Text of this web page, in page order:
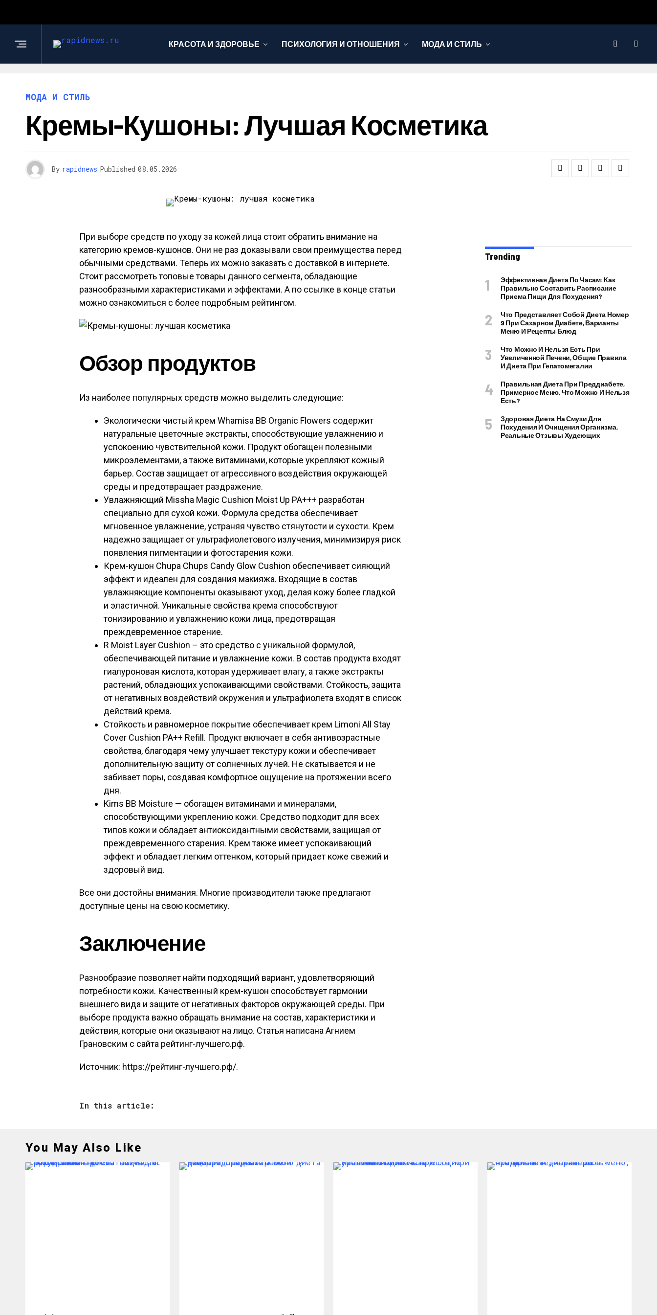
КРАСОТА И ЗДОРОВЬЕ ПСИХОЛОГИЯ И ОТНОШЕНИЯ МОДА И СТИЛЬ
МОДА И СТИЛЬ
Кремы-Кушоны: Лучшая Косметика
By rapidnews Published 08.05.2026
При выборе средств по уходу за кожей лица стоит обратить внимание на
категорию кремов-кушонов. Они не раз доказывали свои преимущества перед
обычными средствами. Теперь их можно заказать с доставкой в интернете.
Стоит рассмотреть топовые товары данного сегмента, обладающие
разнообразными характеристиками и эффектами. А по ссылке в конце статьи
можно ознакомиться с более подробным рейтингом.
Обзор продуктов
Из наиболее популярных средств можно выделить следующие:
Экологически чистый крем Whamisa BB Organic Flowers содержит
натуральные цветочные экстракты, способствующие увлажнению и
успокоению чувствительной кожи. Продукт обогащен полезными
микроэлементами, а также витаминами, которые укрепляют кожный
барьер. Состав защищает от агрессивного воздействия окружающей
среды и предотвращает раздражение.
Увлажняющий Missha Magic Cushion Moist Up PA+++ разработан
специально для сухой кожи. Формула средства обеспечивает
мгновенное увлажнение, устраняя чувство стянутости и сухости. Крем
надежно защищает от ультрафиолетового излучения, минимизируя риск
появления пигментации и фотостарения кожи.
Крем-кушон Chupa Chups Candy Glow Cushion обеспечивает сияющий
эффект и идеален для создания макияжа. Входящие в состав
увлажняющие компоненты оказывают уход, делая кожу более гладкой
и эластичной. Уникальные свойства крема способствуют
тонизированию и увлажнению кожи лица, предотвращая
преждевременное старение.
R Moist Layer Cushion – это средство с уникальной формулой,
обеспечивающей питание и увлажнение кожи. В состав продукта входят
гиалуроновая кислота, которая удерживает влагу, а также экстракты
растений, обладающих успокаивающими свойствами. Стойкость, защита
от негативных воздействий окружения и ультрафиолета входят в список
действий крема.
Стойкость и равномерное покрытие обеспечивает крем Limoni All Stay
Cover Cushion PA++ Refill. Продукт включает в себя антивозрастные
свойства, благодаря чему улучшает текстуру кожи и обеспечивает
дополнительную защиту от солнечных лучей. Не скатывается и не
забивает поры, создавая комфортное ощущение на протяжении всего
дня.
Kims BB Moisture — обогащен витаминами и минералами,
способствующими укреплению кожи. Средство подходит для всех
типов кожи и обладает антиоксидантными свойствами, защищая от
преждевременного старения. Крем также имеет успокаивающий
эффект и обладает легким оттенком, который придает коже свежий и
здоровый вид.
Все они достойны внимания. Многие производители также предлагают
доступные цены на свою косметику.
Заключение
Разнообразие позволяет найти подходящий вариант, удовлетворяющий
потребности кожи. Качественный крем-кушон способствует гармонии
внешнего вида и защите от негативных факторов окружающей среды. При
выборе продукта важно обращать внимание на состав, характеристики и
действия, которые они оказывают на лицо. Статья написана Агнием
Грановским с сайта рейтинг-лучшего.рф.
Источник: https://рейтинг-лучшего.рф/.
In this article:
Trending
Эффективная Диета По Часам: Как
Правильно Составить Расписание
Приема Пищи Для Похудения?
Что Представляет Собой Диета Номер
9 При Сахарном Диабете, Варианты
Меню И Рецепты Блюд
Что Можно И Нельзя Есть При
Увеличенной Печени, Общие Правила
И Диета При Гепатомегалии
Правильная Диета При Преддиабете,
Примерное Меню, Что Можно И Нельзя
Есть?
Здоровая Диета На Смузи Для
Похудения И Очищения Организма,
Реальные Отзывы Худеющих
You May Also Like